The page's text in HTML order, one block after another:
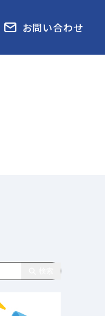
お問い合わせ